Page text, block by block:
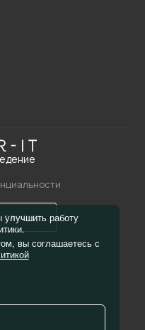
тендер работу
вы соглашаетесь с